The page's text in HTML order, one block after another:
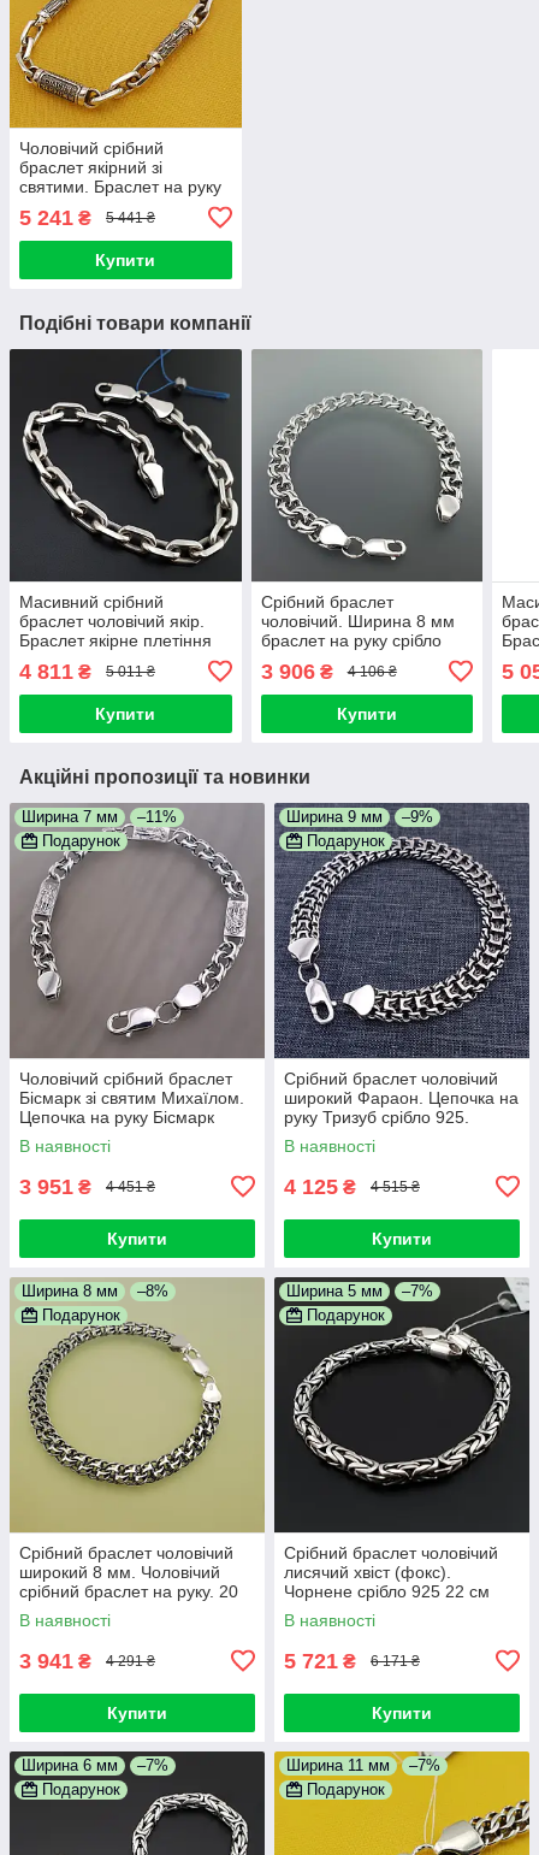
Чоловічий срібний
браслет якірний зі
святими. Браслет на руку
срібло 925
5 241 ₴ 5 441 ₴
Купити
Подібні товари компанії
Масивний срібний
браслет чоловічий якір.
Браслет якірне плетіння
4 811 ₴ 5 011 ₴
Купити
Срібний браслет
чоловічий. Ширина 8 мм
браслет на руку срібло
925 бісмарк. Довжина 20
см
3 906₴ 4 106 ₴
Купити
5
Акційні пропозиції та новинки
Ширина 7 мм
–11%
Подарунок
Чоловічий срібний браслет
Бісмарк зі святим Михаїлом.
Цепочка на руку Бісмарк
срібло 925. Ширина 7 мм.
Довжина 21 см
В наявності
3 951 ₴ 4 451 ₴
Купити
Ширина 9 мм
–9%
Подарунок
Срібний браслет чоловічий
широкий Фараон. Цепочка на
руку Тризуб срібло 925.
Ширина 9 мм. Довжина 20 см
В наявності
4 125 ₴ 4 515 ₴
Купити
Ширина 8 мм
–8%
Подарунок
Срібний браслет чоловічий
широкий 8 мм. Чоловічий
срібний браслет на руку. 20
см
В наявності
3 941 ₴ 4 291 ₴
Купити
Ширина 5 мм
–7%
Подарунок
Срібний браслет чоловічий
лисячий хвіст (фокс).
Чорнене срібло 925 22 см
В наявності
5 721 ₴ 6 171 ₴
Купити
Ширина 6 мм
–7%
Подарунок
Ширина 11 мм
–7%
Подарунок